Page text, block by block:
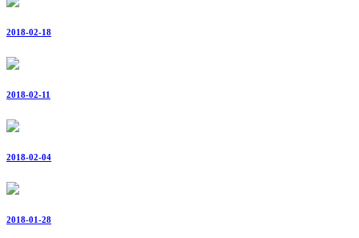
2018-02-18
2018-02-11
2018-02-04
2018-01-28